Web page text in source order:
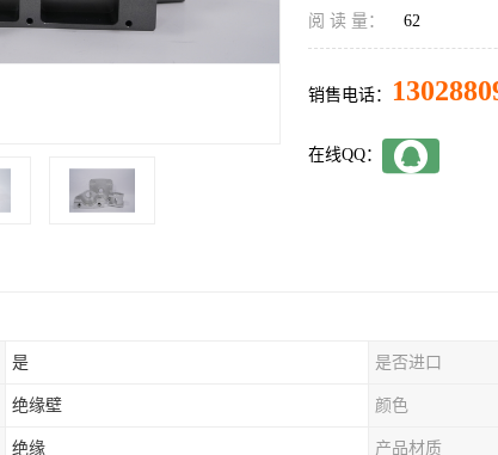
阅 读 量： 62
销售电话：
在线QQ：
是 是否进口
绝缘壁 颜色
绝缘 产品材质